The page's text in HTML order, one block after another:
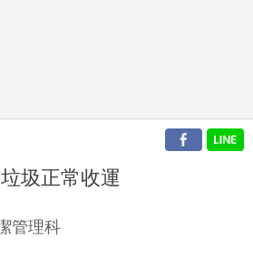
圾正常收運
管理科